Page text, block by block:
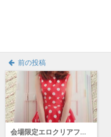
前の投稿
会場限定エロクリアファイルw